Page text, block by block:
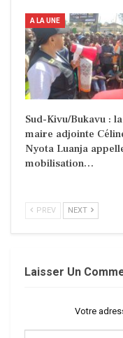
A LA UNE
Sud-Kivu/Bukavu : la
maire adjointe
Nyota Luanja
mobilisation…
PREV NEXT
Laisser Un
Votre